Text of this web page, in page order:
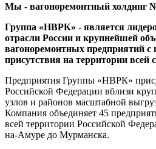
Мы - вагоноремонтный холдинг
Группа «НВРК» - является
отрасли России и крупнейшей
вагоноремонтных предприятий с
присутствия на территории всей
Предприятия Группы «НВРК»
Российской Федерации вблизи
узлов и районов масштабной
Компания объединяет 45
всей территории Российской
на-Амуре до Мурманска.